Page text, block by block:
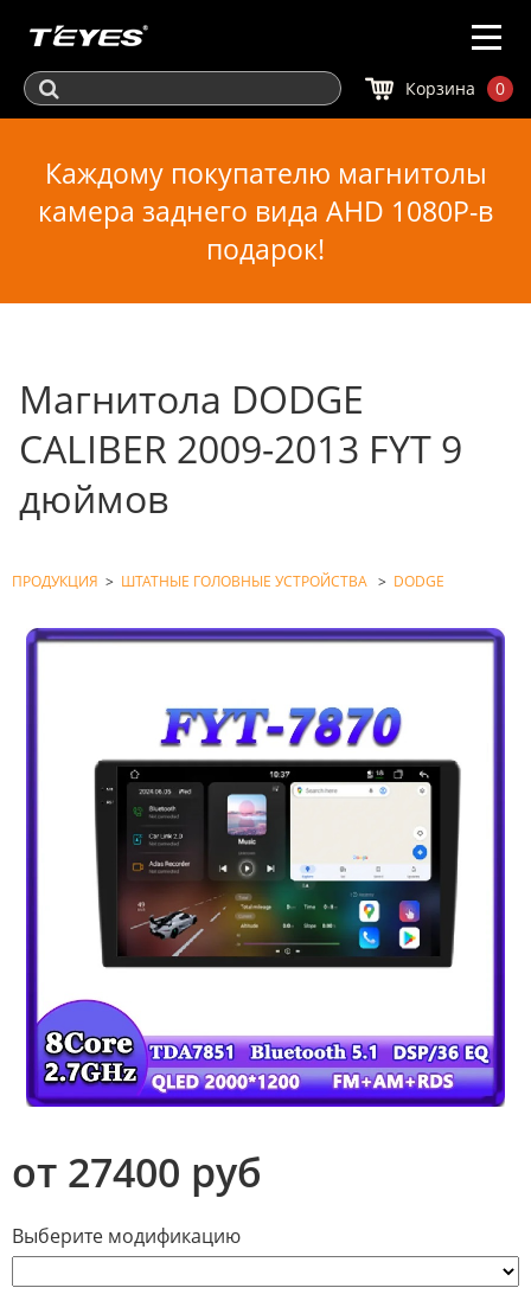
Корзина 0
Каждому покупателю магнитолы
камера заднего вида AHD 1080P-в
подарок!
Магнитола DODGE
CALIBER 2009-2013 FYT 9
дюймов
ПРОДУКЦИЯ > ШТАТНЫЕ ГОЛОВНЫЕ УСТРОЙСТВА > DODGE
от 27400 руб
Выберите модификацию